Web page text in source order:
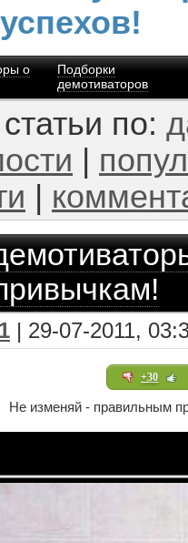
о
Подборки
демотиваторов
по:
| 29-07-2011,
+30
Не изменяй - правильным